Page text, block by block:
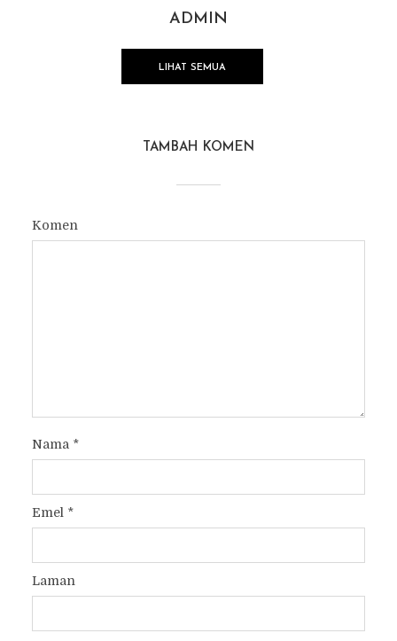
ADMIN
LIHAT SEMUA
TAMBAH KOMEN
Komen
Nama *
Emel *
Laman